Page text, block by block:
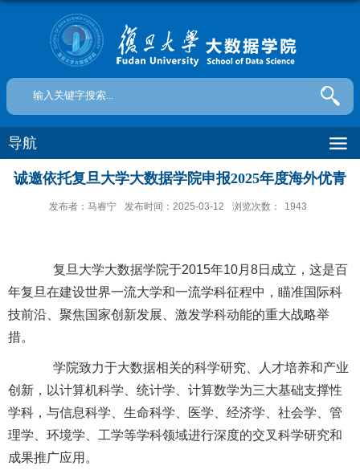
导航
诚邀依托复旦大学大数据学院申报2025年度海外优青
发布者：马睿宁 发布时间：2025-03-12 浏览次数： 1943
复旦大学大数据学院于2015年10月8日成立，这是百
年复旦在建设世界一流大学和一流学科征程中，瞄准国际科
技前沿、聚焦国家创新发展、激发学科动能的重大战略举
措。
学院致力于大数据相关的科学研究、人才培养和产业
创新，以计算机科学、统计学、计算数学为三大基础支撑性
学科，与信息科学、生命科学、医学、经济学、社会学、管
理学、环境学、工学等学科领域进行深度的交叉科学研究和
成果推广应用。